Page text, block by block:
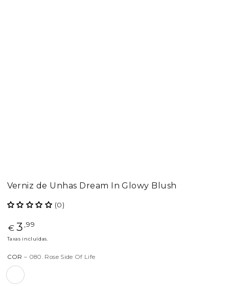
Verniz de Unhas Dream In Glowy Blush
(0)
Preço
regular
€ 3 ,99
Taxas incluídas.
COR – 080. Rose Side Of Life